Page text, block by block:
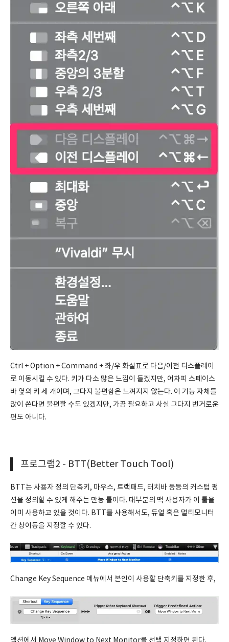
Ctrl + Option + Command + 좌/우 화살표로 다음/이전 디스플레이
로 이동시킬 수 있다. 키가 다소 많은 느낌이 들겠지만, 어차피 스페이스
바 옆의 키 세 개이며, 그다지 불편함은 느껴지지 않는다. 이 기능 자체를
많이 쓴다면 불편할 수도 있겠지만, 가끔 필요하고 사실 그다지 번거로운
편도 아니다.
프로그램2 - BTT(Better Touch Tool)
BTT는 사용자 정의 단축키, 마우스, 트랙패드, 터치바 등등의 커스텀 펑
션을 정의할 수 있게 해주는 만능 툴이다. 대부분의 맥 사용자가 이 툴을
이미 사용하고 있을 것이다. BTT를 사용해서도, 듀얼 혹은 멀티모니터
간 창이동을 지정할 수 있다.
Change Key Sequence 메뉴에서 본인이 사용할 단축키를 지정한 후,